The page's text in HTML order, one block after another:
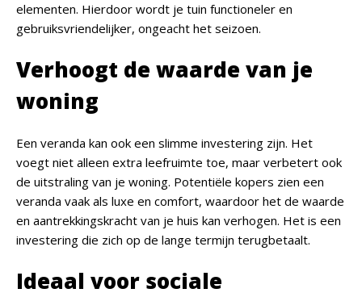
elementen. Hierdoor wordt je tuin functioneler en
gebruiksvriendelijker, ongeacht het seizoen.
Verhoogt de waarde van je
woning
Een veranda kan ook een slimme investering zijn. Het
voegt niet alleen extra leefruimte toe, maar verbetert ook
de uitstraling van je woning. Potentiële kopers zien een
veranda vaak als luxe en comfort, waardoor het de waarde
en aantrekkingskracht van je huis kan verhogen. Het is een
investering die zich op de lange termijn terugbetaalt.
Ideaal voor sociale